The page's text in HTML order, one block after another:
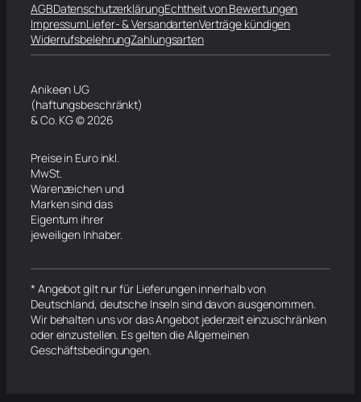
AGBDatenschutzerklärungEchtheit von Bewertungen
ImpressumLiefer- & VersandartenVerträge kündigen
WiderrufsbelehrungZahlungsarten
Anikeen UG
(haftungsbeschränkt)
& Co. KG © 2026
Preise in Euro inkl.
MwSt.
Warenzeichen und
Marken sind das
Eigentum ihrer
jeweiligen Inhaber.
* Angebot gilt nur für Lieferungen innerhalb von
Deutschland, deutsche Inseln sind davon ausgenommen.
Wir behalten uns vor das Angebot jederzeit einzuschränken
oder einzustellen. Es gelten die Allgemeinen
Geschäftsbedingungen.